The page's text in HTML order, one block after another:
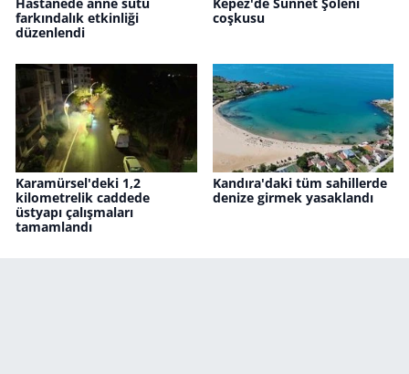
Hastanede anne sütü
farkındalık etkinliği
düzenlendi
Kepez'de Sünnet Şöleni
coşkusu
Karamürsel'deki 1,2
kilometrelik caddede
üstyapı çalışmaları
tamamlandı
Kandıra'daki tüm sahillerde
denize girmek yasaklandı